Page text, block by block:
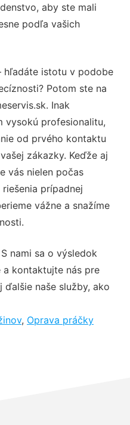
aby ste mali
podľa vašich
hľadáte istotu v podobe
Potom ste na
Inak
vysokú profesionalitu,
od prvého kontaktu
zákazky. Keďže aj
vás nielen počas
prípadnej
vážne a snažíme
nami sa o výsledok
a kontaktujte nás pre
naše služby, ako
, Oprava práčky